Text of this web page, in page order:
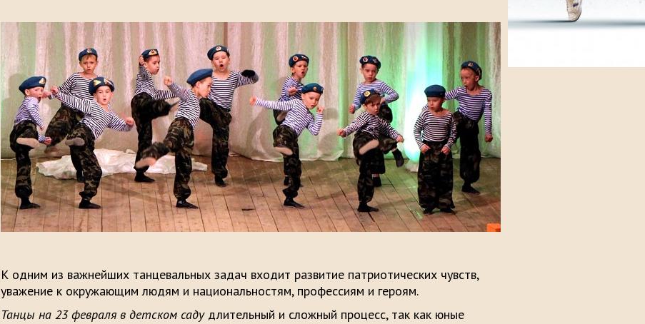
К одним из важнейших танцевальных задач входит развитие патриотических чувств,
уважение к окружающим людям и национальностям, профессиям и героям.
Танцы на 23 февраля в детском саду длительный и сложный процесс, так как юные